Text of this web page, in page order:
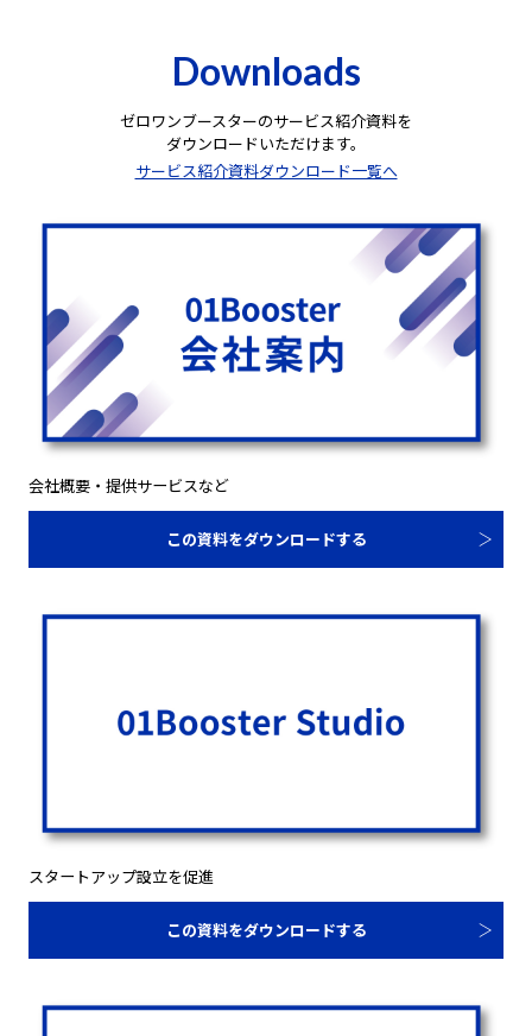
Downloads
ゼロワンブースターのサービス紹介資料を
ダウンロードいただけます。
サービス紹介資料ダウンロード一覧へ
会社概要・提供サービスなど
この資料をダウンロードする
スタートアップ設立を促進
この資料をダウンロードする